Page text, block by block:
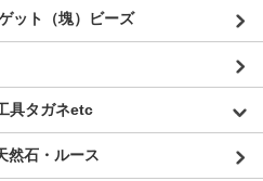
ット（塊）ビーズ
具タガネetc
然石・ルース